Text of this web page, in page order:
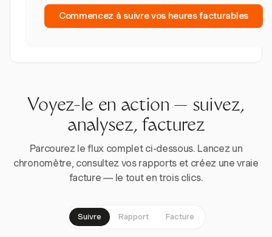
Commencez à suivre vos heures facturables
Voyez-le en action — suivez,
analysez, facturez
Parcourez le flux complet ci-dessous. Lancez un
chronomètre, consultez vos rapports et créez une vraie
facture — le tout en trois clics.
Suivre Rapport Facture